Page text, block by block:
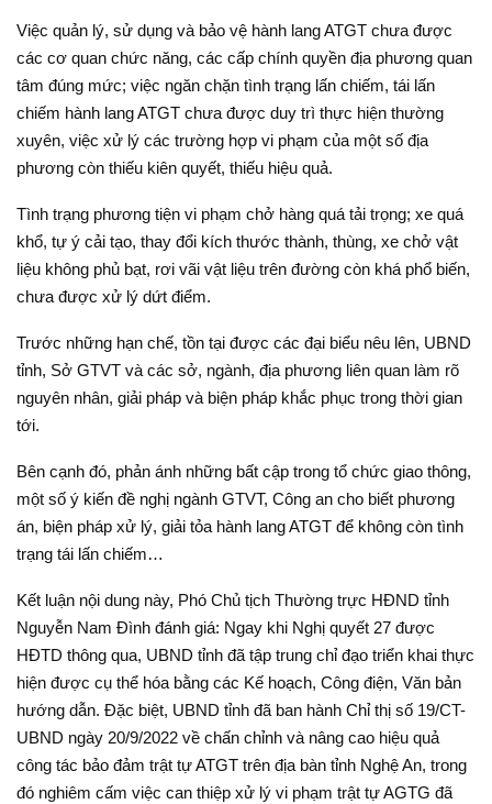
Việc quản lý, sử dụng và bảo vệ hành lang ATGT chưa được
các cơ quan chức năng, các cấp chính quyền địa phương quan
tâm đúng mức; việc ngăn chặn tình trạng lấn chiếm, tái lấn
chiếm hành lang ATGT chưa được duy trì thực hiện thường
xuyên, việc xử lý các trường hợp vi phạm của một số địa
phương còn thiếu kiên quyết, thiếu hiệu quả.
Tình trạng phương tiện vi phạm chở hàng quá tải trọng; xe quá
khổ, tự ý cải tạo, thay đổi kích thước thành, thùng, xe chở vật
liệu không phủ bạt, rơi vãi vật liệu trên đường còn khá phổ biến,
chưa được xử lý dứt điểm.
Trước những hạn chế, tồn tại được các đại biểu nêu lên, UBND
tỉnh, Sở GTVT và các sở, ngành, địa phương liên quan làm rõ
nguyên nhân, giải pháp và biện pháp khắc phục trong thời gian
tới.
Bên cạnh đó, phản ánh những bất cập trong tổ chức giao thông,
một số ý kiến đề nghị ngành GTVT, Công an cho biết phương
án, biện pháp xử lý, giải tỏa hành lang ATGT để không còn tình
trạng tái lấn chiếm…
Kết luận nội dung này, Phó Chủ tịch Thường trực HĐND tỉnh
Nguyễn Nam Đình đánh giá: Ngay khi Nghị quyết 27 được
HĐTD thông qua, UBND tỉnh đã tập trung chỉ đạo triển khai thực
hiện được cụ thể hóa bằng các Kế hoạch, Công điện, Văn bản
hướng dẫn. Đặc biệt, UBND tỉnh đã ban hành Chỉ thị số 19/CT-
UBND ngày 20/9/2022 về chấn chỉnh và nâng cao hiệu quả
công tác bảo đảm trật tự ATGT trên địa bàn tỉnh Nghệ An, trong
đó nghiêm cấm việc can thiệp xử lý vi phạm trật tự AGTG đã